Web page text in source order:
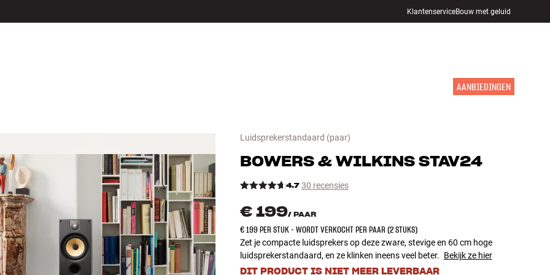
KlantenserviceBouw met geluid
AANBIEDINGEN
Luidsprekerstandaard (paar)
BOWERS & WILKINS STAV24
4.7 30 recensies
€ 199/ PAAR
€ 199 PER STUK - WORDT VERKOCHT PER PAAR (2 STUKS)
Zet je compacte luidsprekers op deze zware, stevige en 60 cm hoge
luidsprekerstandaard, en ze klinken ineens veel beter. Bekijk ze hier
DIT PRODUCT IS NIET MEER LEVERBAAR